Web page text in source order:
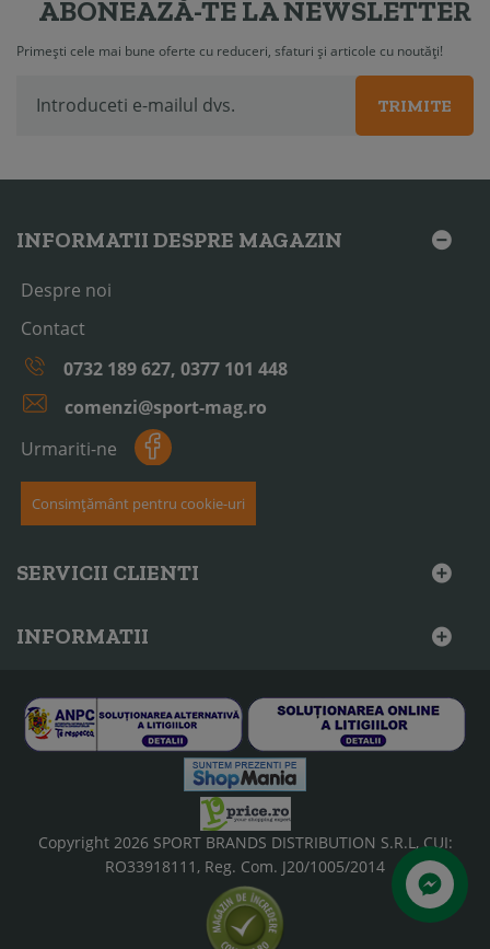
ABONEAZĂ-TE LA NEWSLETTER
Primești cele mai bune oferte cu reduceri, sfaturi și articole cu noutăți!
TRIMITE
INFORMATII DESPRE MAGAZIN
Despre noi
Contact
0732 189 627, 0377 101 448
comenzi@sport-mag.ro
Urmariti-ne
Consimțământ pentru cookie-uri
SERVICII CLIENTI
INFORMATII
Copyright 2026 SPORT BRANDS DISTRIBUTION S.R.L, CUI:
RO33918111, Reg. Com. J20/1005/2014